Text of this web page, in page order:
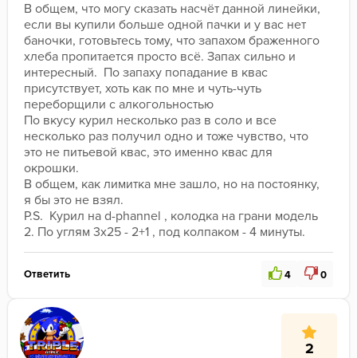
В общем, что могу сказать насчёт данной линейки,
если вы купили больше одной пачки и у вас нет
баночки, готовьтесь тому, что запахом браженного
хлеба пропитается просто всё. Запах сильно и
интересный.  По запаху попадание в квас
присутствует, хоть как по мне и чуть-чуть
переборщили с алкогольностью
По вкусу курил несколько раз в соло и все
несколько раз получил одно и тоже чувство, что
это не питьевой квас, это именно квас для
окрошки.
В общем, как лимитка мне зашло, но на постоянку,
я бы это не взял.
P.S.  Курил на d-phannel , колодка на грани модель
2. По углям 3x25 - 2+1 , под колпаком - 4 минуты.
Ответить 4 0
2